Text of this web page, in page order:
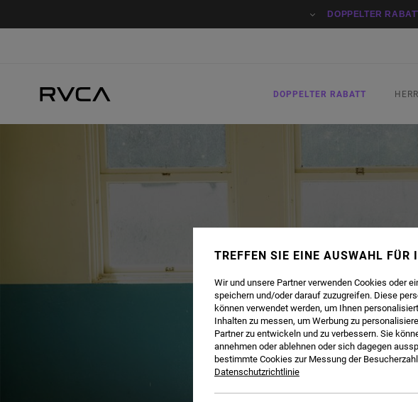
DOPPELTER
DOPPELTER RABATT
TREFFEN SIE EINE AUSWAHL FÜR
Wir und unsere Partner verwenden Cookies oder
speichern und/oder darauf zuzugreifen. Diese
können verwendet werden, um Ihnen
Inhalten zu messen, um Werbung zu
Partner zu entwickeln und zu verbessern. Sie
annehmen oder ablehnen oder sich dagegen
bestimmte Cookies zur Messung der
Datenschutzrichtlinie